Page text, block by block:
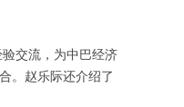
交流，为中巴经济
。赵乐际还介绍了